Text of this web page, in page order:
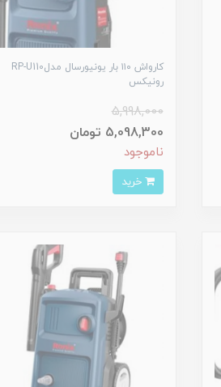
کارواش ۱۱۰ بار یونیورسال مدلRP-U110
رونیکس
5,998,000
5,098,300 تومان
ناموجود
خرید